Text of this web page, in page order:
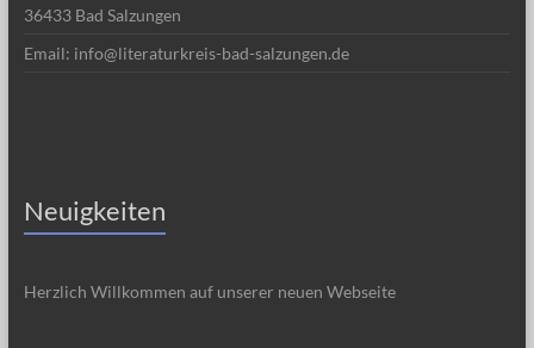
36433 Bad Salzungen
Email: info@literaturkreis-bad-salzungen.de
Neuigkeiten
Herzlich Willkommen auf unserer neuen Webseite